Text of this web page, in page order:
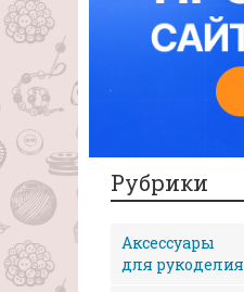
Рубрики
Аксессуары
для рукоделия